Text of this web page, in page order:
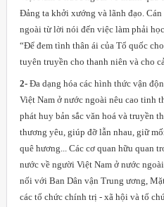
Đảng ta khởi xướng và lãnh đạo.
ngoài từ lời nói đến việc làm phải
“Để đem tình thân ái của Tổ quốc
tuyên truyền cho thanh niên và cho
2- Đa dạng hóa các hình thức vận
Việt Nam ở nước ngoài nêu cao tinh
phát huy bản sắc văn hoá và truyền
thương yêu, giúp đỡ lẫn nhau, giữ
quê hương... Các cơ quan hữu quan
nước về người Việt Nam ở nước
nối với Ban Dân vận Trung ương,
các tổ chức chính trị - xã hội và tổ